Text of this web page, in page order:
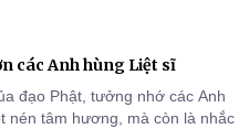
các Anh hùng Liệt sĩ
đạo Phật, tưởng nhớ các Anh
nén tâm hương, mà còn là nhắc